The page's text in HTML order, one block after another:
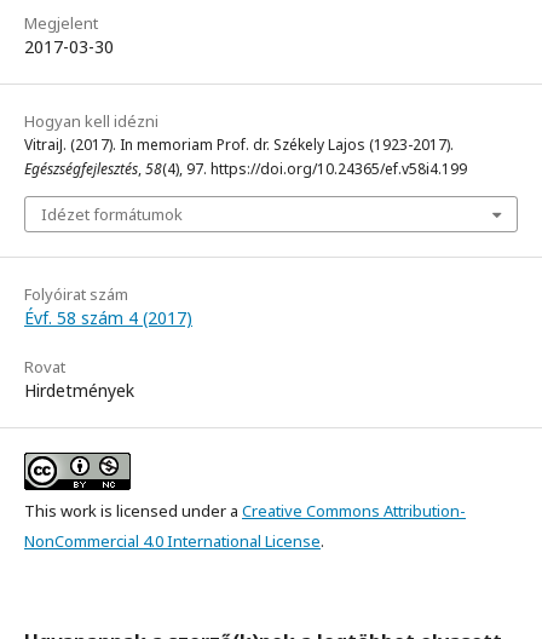
Megjelent
2017-03-30
Hogyan kell idézni
VitraiJ. (2017). In memoriam Prof. dr. Székely Lajos (1923-2017).
Egészségfejlesztés,58(4), 97. https://doi.org/10.24365/ef.v58i4.199
Idézet formátumok
Folyóirat szám
Évf. 58 szám 4 (2017)
Rovat
Hirdetmények
This work is licensed under a Creative Commons Attribution-
NonCommercial 4.0 International License.